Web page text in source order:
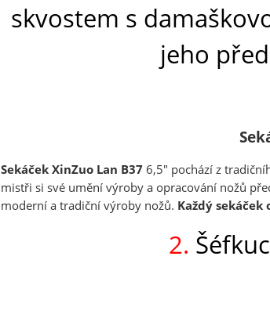
skvostem s
jeho
Sekáček XinZuo Lan B37 6,5" pochází z
mistři si své umění výroby a opracování nožů
moderní a tradiční výroby nožů. Každý
2.